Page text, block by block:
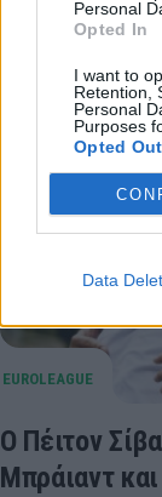
Personal
Opted In
I want to
Retention,
Personal
Purposes
Opted Out
Data
20 Μαΐου 2022 12:00
Ο Πέιτον
Μπράιαντ